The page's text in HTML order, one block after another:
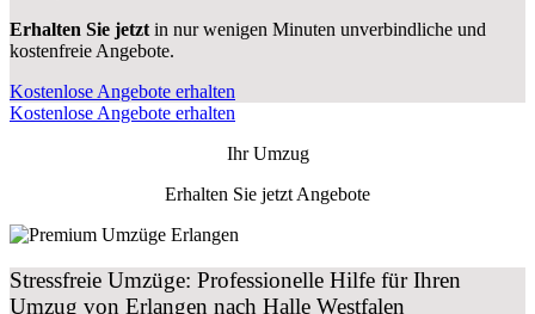
Erhalten Sie jetzt in nur wenigen Minuten unverbindliche und
kostenfreie Angebote.
Kostenlose Angebote erhalten
Kostenlose Angebote erhalten
Ihr Umzug
Erhalten Sie jetzt Angebote
Stressfreie Umzüge: Professionelle Hilfe für Ihren
Umzug von Erlangen nach Halle Westfalen